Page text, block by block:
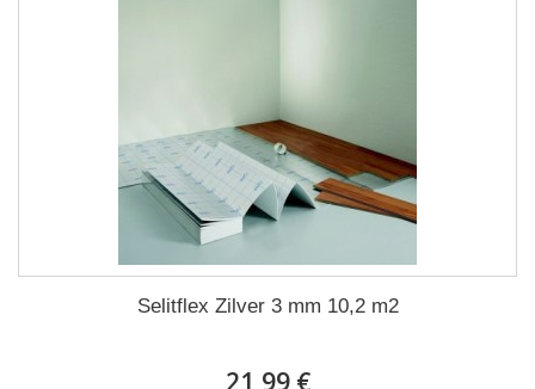
Selitflex Zilver 3 mm 10,2 m2
21,99 €